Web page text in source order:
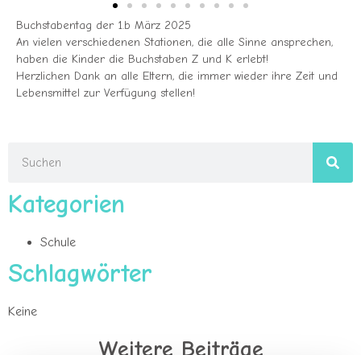
Buchstabentag der 1.b März 2025
An vielen verschiedenen Stationen, die alle Sinne ansprechen,
haben die Kinder die Buchstaben Z und K erlebt!
Herzlichen Dank an alle Eltern, die immer wieder ihre Zeit und
Lebensmittel zur Verfügung stellen!
Kategorien
Schule
Schlagwörter
Keine
Weitere Beiträge